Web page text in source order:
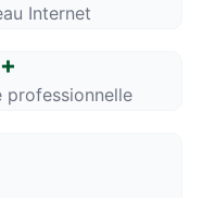
Internet
professionnelle